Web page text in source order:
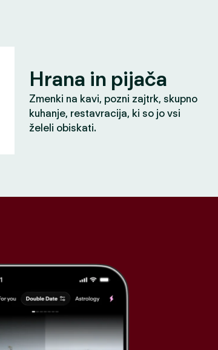
Hrana in pijača
Zmenki na kavi, pozni zajtrk, skupno
kuhanje, restavracija, ki so jo vsi
želeli obiskati.